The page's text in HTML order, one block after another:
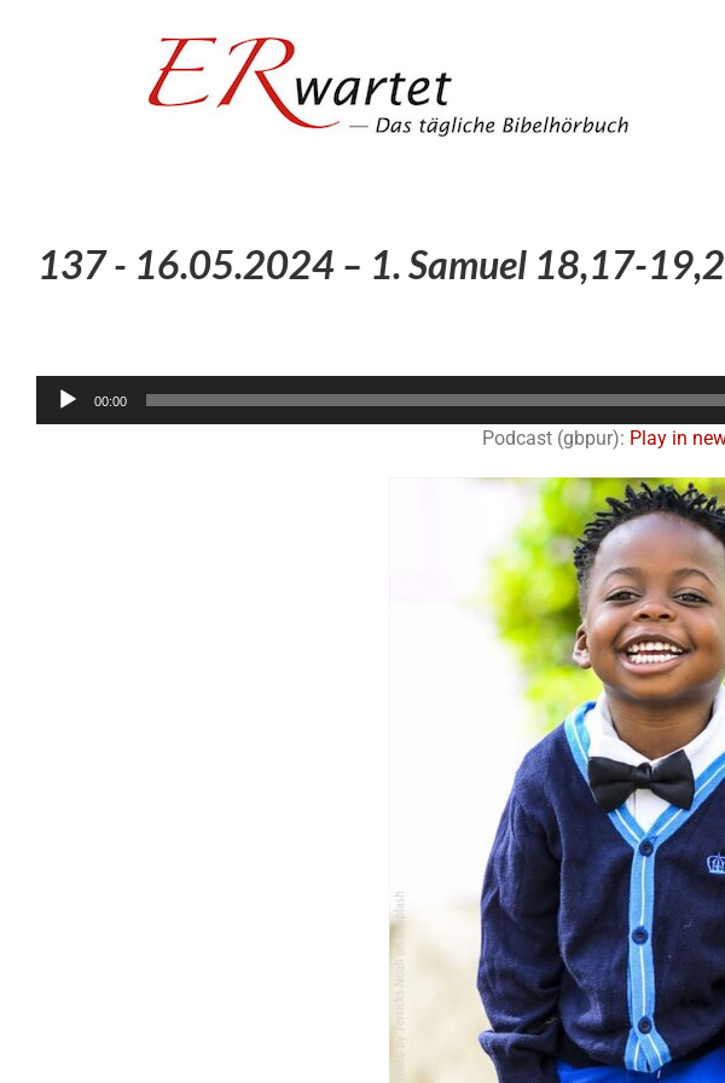
137 - 16.05.2024 – 1. Samuel 18,17-
00:00
Podcast (gbpur): Play in